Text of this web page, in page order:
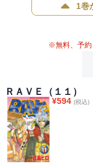
1巻
※無料、予約
ＲＡＶＥ（１１）
¥594 (税込)